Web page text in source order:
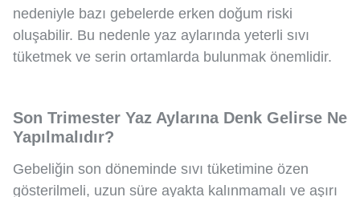
nedeniyle bazı gebelerde erken doğum riski
oluşabilir. Bu nedenle yaz aylarında yeterli sıvı
tüketmek ve serin ortamlarda bulunmak önemlidir.
Son Trimester Yaz Aylarına Denk Gelirse Ne
Yapılmalıdır?
Gebeliğin son döneminde sıvı tüketimine özen
gösterilmeli, uzun süre ayakta kalınmamalı ve aşırı